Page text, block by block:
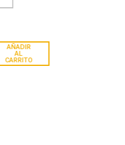
AÑADIR
AL
CARRITO